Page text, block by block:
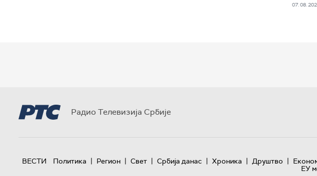
07. 08.
Радио Телевизија Србије
ВЕСТИ Политика | Регион | Свет | Србија данас | Хроника | Друштво |
ЕУ